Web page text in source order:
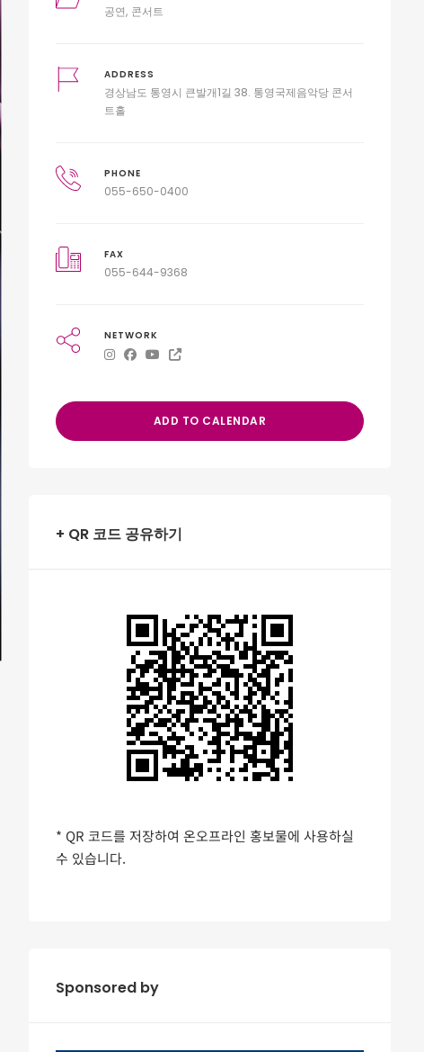
공연 콘서트
ADDRESS
경상남도 통영시 큰발개1길 38. 통영국제음악당 콘서
트홀
PHONE
055-650-0400
FAX
055-644-9368
NETWORK
ADD TO CALENDAR
+ QR 코드 공유하기
* QR 코드를 저장하여 온오프라인 홍보물에 사용하실
수 있습니다.
Sponsored by